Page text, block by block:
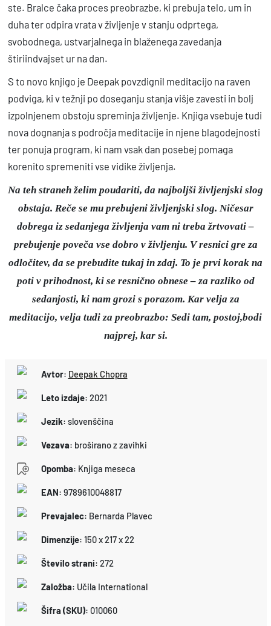
ste. Bralce čaka proces preobrazbe, ki prebuja telo, um in
duha ter odpira vrata v življenje v stanju odprtega,
svobodnega, ustvarjalnega in blaženega zavedanja
štiriindvajset ur na dan.
S to novo knjigo je Deepak povzdignil meditacijo na raven
podviga, ki v težnji po doseganju stanja višje zavesti in bolj
izpolnjenem obstoju spreminja življenje. Knjiga vsebuje tudi
nova dognanja s področja meditacije in njene blagodejnosti
ter ponuja program, ki nam vsak dan posebej pomaga
korenito spremeniti vse vidike življenja.
Na teh straneh želim poudariti, da najboljši življenjski slog
obstaja. Reče se mu prebujeni življenjski slog. Ničesar
dobrega iz sedanjega življenja vam ni treba žrtvovati –
prebujenje poveča vse dobro v življenju. V resnici gre za
odločitev, da se prebudite tukaj in zdaj. To je prvi korak na
poti v prihodnost, ki se resnično obnese – za razliko od
sedanjosti, ki nam grozi s porazom. Kar velja za
meditacijo, velja tudi za preobrazbo: Sedi tam, postoj,bodi
najprej, kar si.
Avtor: Deepak Chopra
Leto izdaje: 2021
Jezik: slovenščina
Vezava: broširano z zavihki
Opomba: Knjiga meseca
EAN: 9789610048817
Prevajalec: Bernarda Plavec
Dimenzije: 150 x 217 x 22
Število strani: 272
Založba: Učila International
Šifra (SKU): 010060